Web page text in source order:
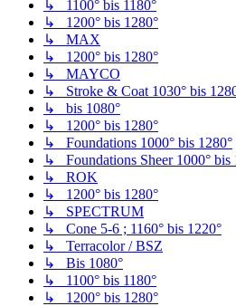
↳ 1100° bis 1180°
↳ 1200° bis 1280°
↳ MAX
↳ 1200° bis 1280°
↳ MAYCO
↳ Stroke & Coat 1030° bis
↳ bis 1080°
↳ 1200° bis 1280°
↳ Foundations 1000° bis 1280°
↳ Foundations Sheer 1000° bis
↳ ROK
↳ 1200° bis 1280°
↳ SPECTRUM
↳ Cone 5-6 ; 1160° bis 1220°
↳ Terracolor / BSZ
↳ Bis 1080°
↳ 1100° bis 1180°
↳ 1200° bis 1280°